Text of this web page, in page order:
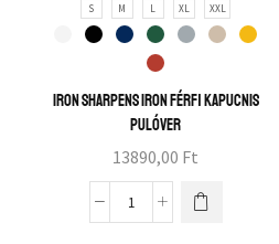
S M L XL XXL
Iron sharpens iron férfi kapucnis
pulóver
13890,00 Ft